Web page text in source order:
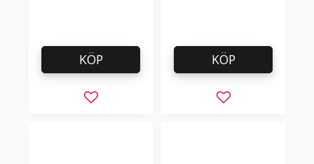
Lägg till i favoriter
KÖP
Lägg till i
KÖP